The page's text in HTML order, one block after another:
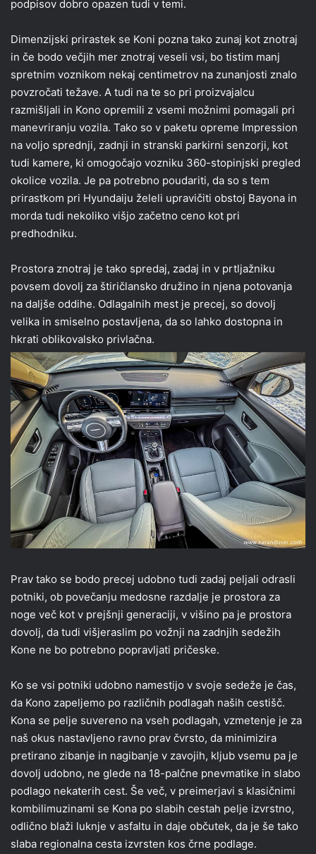
podpisov dobro opazen tudi v temi.
Dimenzijski prirastek se Koni pozna tako zunaj kot znotraj
in če bodo večjih mer znotraj veseli vsi, bo tistim manj
spretnim voznikom nekaj centimetrov na zunanjosti znalo
povzročati težave. A tudi na te so pri proizvajalcu
razmišljali in Kono opremili z vsemi možnimi pomagali pri
manevriranju vozila. Tako so v paketu opreme Impression
na voljo sprednji, zadnji in stranski parkirni senzorji, kot
tudi kamere, ki omogočajo vozniku 360-stopinjski pregled
okolice vozila. Je pa potrebno poudariti, da so s tem
prirastkom pri Hyundaiju želeli upravičiti obstoj Bayona in
morda tudi nekoliko višjo začetno ceno kot pri
predhodniku.
Prostora znotraj je tako spredaj, zadaj in v prtljažniku
povsem dovolj za štiričlansko družino in njena potovanja
na daljše oddihe. Odlagalnih mest je precej, so dovolj
velika in smiselno postavljena, da so lahko dostopna in
hkrati oblikovalsko privlačna.
Prav tako se bodo precej udobno tudi zadaj peljali odrasli
potniki, ob povečanju medosne razdalje je prostora za
noge več kot v prejšnji generaciji, v višino pa je prostora
dovolj, da tudi višjeraslim po vožnji na zadnjih sedežih
Kone ne bo potrebno popravljati pričeske.
Ko se vsi potniki udobno namestijo v svoje sedeže je čas,
da Kono zapeljemo po različnih podlagah naših cestišč.
Kona se pelje suvereno na vseh podlagah, vzmetenje je za
naš okus nastavljeno ravno prav čvrsto, da minimizira
pretirano zibanje in nagibanje v zavojih, kljub vsemu pa je
dovolj udobno, ne glede na 18-palčne pnevmatike in slabo
podlago nekaterih cest. Še več, v preimerjavi s klasičnimi
kombilimuzinami se Kona po slabih cestah pelje izvrstno,
odlično blaži luknje v asfaltu in daje občutek, da je še tako
slaba regionalna cesta izvrsten kos črne podlage.